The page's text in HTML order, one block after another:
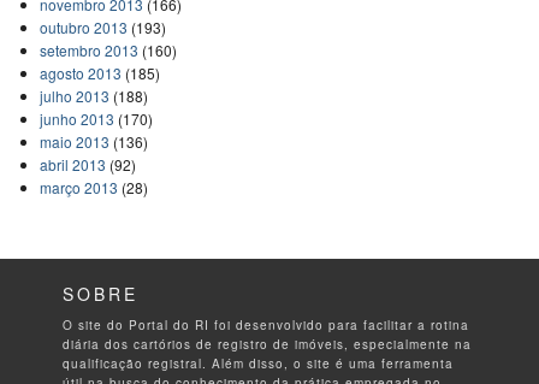
novembro 2013 (166)
outubro 2013 (193)
setembro 2013 (160)
agosto 2013 (185)
julho 2013 (188)
junho 2013 (170)
maio 2013 (136)
abril 2013 (92)
março 2013 (28)
SOBRE
O site do Portal do RI foi desenvolvido para facilitar a rotina
diária dos cartórios de registro de imóveis, especialmente na
qualificação registral. Além disso, o site é uma ferramenta